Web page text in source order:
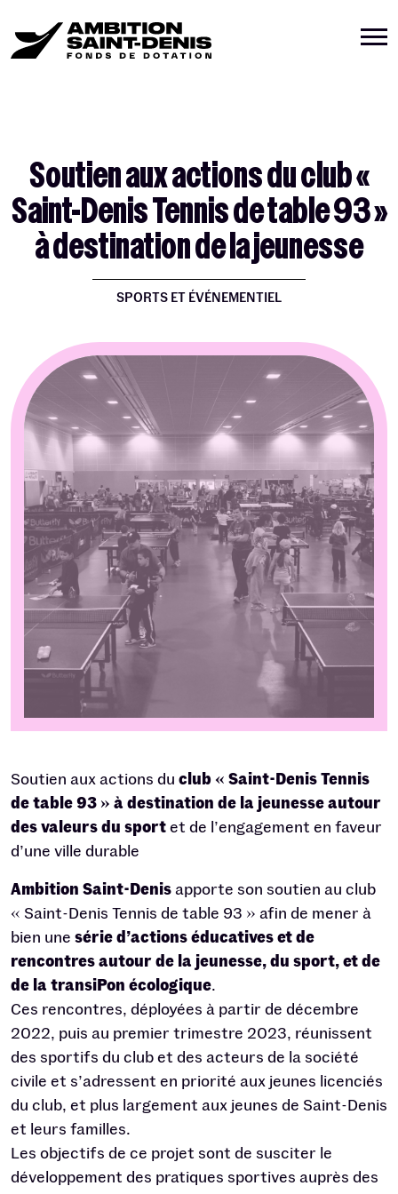
Soutien aux actions du club «
Saint-Denis Tennis de table 93 »
à destination de la jeunesse
SPORTS ET ÉVÉNEMENTIEL
Soutien aux actions du club « Saint-Denis Tennis
de table 93 » à destination de la jeunesse autour
des valeurs du sportet de l’engagement en faveur
d’une ville durable
Ambition Saint-Denisapporte son soutien au club
« Saint-Denis Tennis de table 93 » afin de mener à
bien une série d’actions éducatives et de
rencontres autour de la jeunesse, du sport, et de
de la transiPon écologique.
Ces rencontres, déployées à partir de décembre
2022, puis au premier trimestre 2023, réunissent
des sportifs du club et des acteurs de la société
civile et s’adressent en priorité aux jeunes licenciés
du club, et plus largement aux jeunes de Saint-Denis
et leurs familles.
Les objectifs de ce projet sont de susciter le
développement des pratiques sportives auprès des